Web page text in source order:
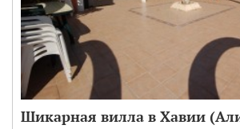
Шикарная вилла в Хавии